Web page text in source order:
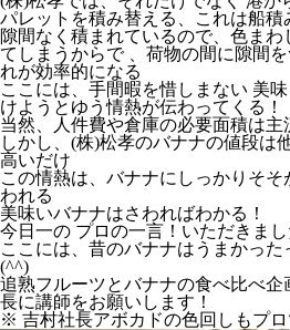
パレットを積み替える、これは船積
隙間なく積まれているので、色ま
てしまうからで 、荷物の間に隙間
れが効率的になる
ここには、手間暇を惜しまない 美
けようとゆう情熱が伝わってくる！
当然、人件費や倉庫の必要面積は主
しかし、(株)松孝のバナナの値段は
高いだけ
この情熱は、バナナにしっかりそ
われる
美味いバナナはさわればわかる！
今日一の プロの一言！いただきまし
ここには、昔のバナナはうまかっ
(^^)
追熟フルーツとバナナの食べ比べ
長に講師をお願いします！
※ 吉村社長アボカドの色回しもプロ